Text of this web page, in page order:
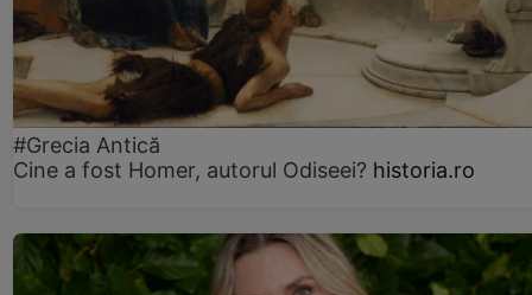
#Grecia Antică
Cine a fost Homer, autorul Odiseei? historia.ro